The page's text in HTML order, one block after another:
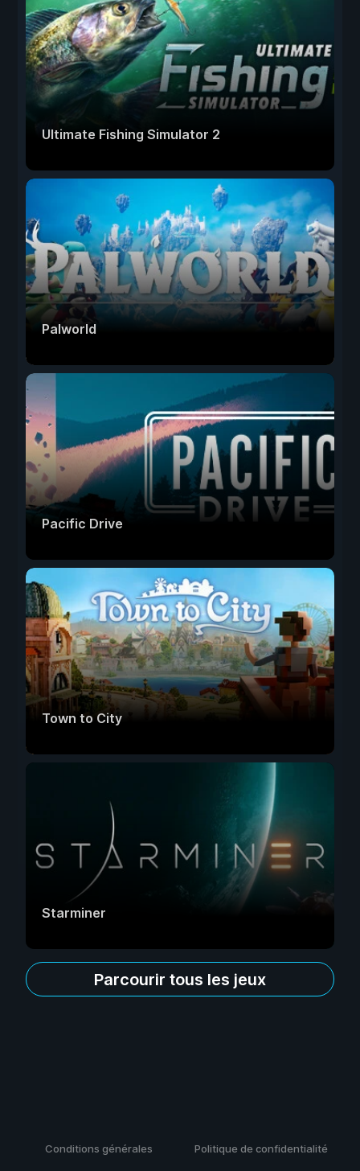
Ultimate Fishing Simulator 2
Palworld
Pacific Drive
Town to City
Starminer
Parcourir tous les jeux
Conditions générales Politique de confidentialité